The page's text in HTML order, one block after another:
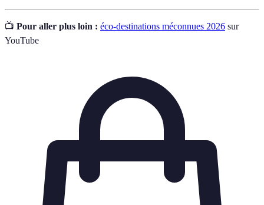
📺 Pour aller plus loin : éco-destinations méconnues 2026 sur
YouTube